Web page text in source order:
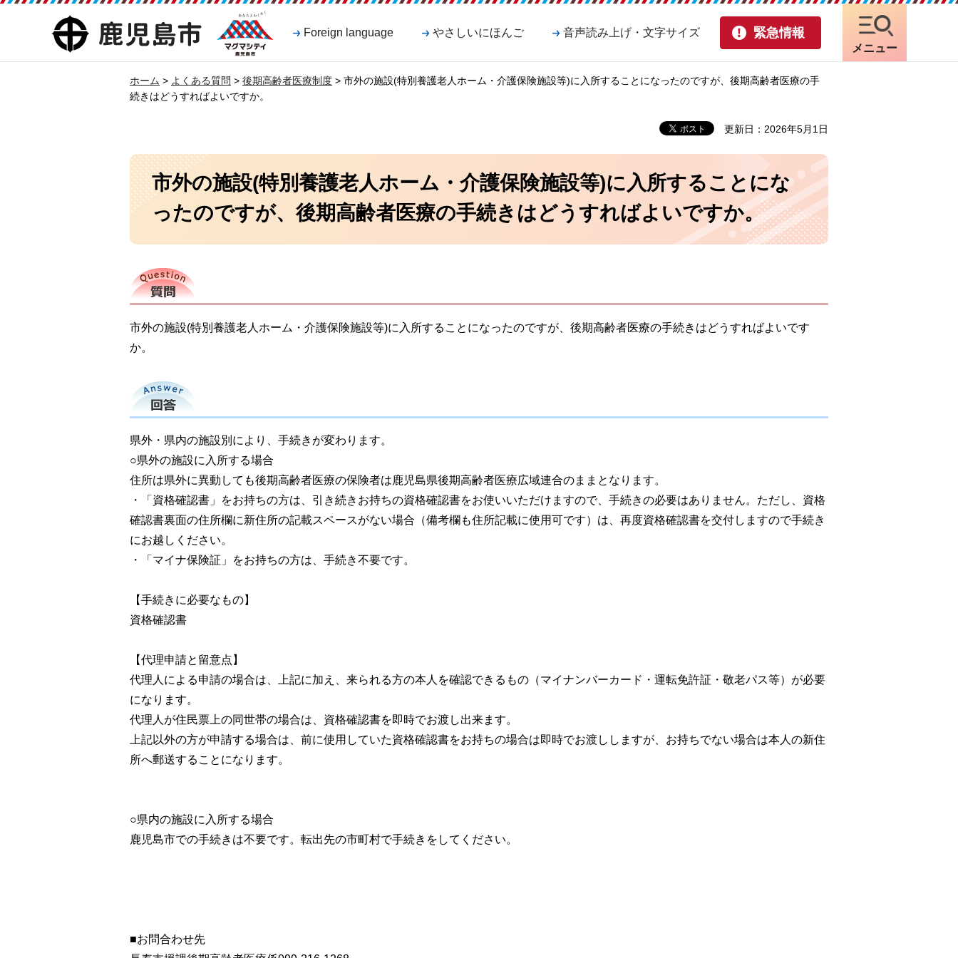
鹿児島市
マグマシティ
鹿児島市
Foreign language やさしいにほんご 音声読み上げ・文字サイズ 緊急情報
メニュー
ホーム > よくある質問 > 後期高齢者医療制度 > 市外の施設(特別養護老人ホーム・介護保険施設等)に入所することになったのですが、後期高齢者医療の手
続きはどうすればよいですか。
更新日：2026年5月1日
市外の施設(特別養護老人ホーム・介護保険施設等)に入所することにな
ったのですが、後期高齢者医療の手続きはどうすればよいですか。
質問
市外の施設(特別養護老人ホーム・介護保険施設等)に入所することになったのですが、後期高齢者医療の手続きはどうすればよいです
か。
回答
県外・県内の施設別により、手続きが変わります。
○県外の施設に入所する場合
住所は県外に異動しても後期高齢者医療の保険者は鹿児島県後期高齢者医療広域連合のままとなります。
・「資格確認書」をお持ちの方は、引き続きお持ちの資格確認書をお使いいただけますので、手続きの必要はありません。ただし、資格
確認書裏面の住所欄に新住所の記載スペースがない場合（備考欄も住所記載に使用可です）は、再度資格確認書を交付しますので手続き
にお越しください。
・「マイナ保険証」をお持ちの方は、手続き不要です。
【手続きに必要なもの】
資格確認書
【代理申請と留意点】
代理人による申請の場合は、上記に加え、来られる方の本人を確認できるもの（マイナンバーカード・運転免許証・敬老パス等）が必要
になります。
代理人が住民票上の同世帯の場合は、資格確認書を即時でお渡し出来ます。
上記以外の方が申請する場合は、前に使用していた資格確認書をお持ちの場合は即時でお渡ししますが、お持ちでない場合は本人の新住
所へ郵送することになります。
○県内の施設に入所する場合
鹿児島市での手続きは不要です。転出先の市町村で手続きをしてください。
■お問合わせ先